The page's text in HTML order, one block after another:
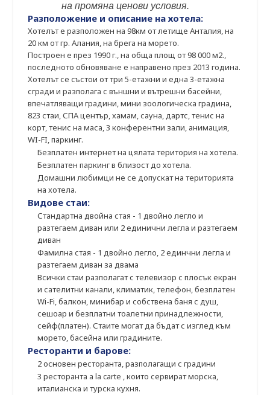
на промяна ценови условия.
Разположение и описание на хотела:
Хотелът е разположен на 98км от летище Анталия, на
20 км от гр. Алания, на брега на морето.
Построен е през 1990 г., на обща площ от 98 000 м2.,
последното обновяване е направено през 2013 година.
Хотелът се състои от три 5-етажни и една 3-етажна
сгради и разполага с външни и вътрешни басейни,
впечатляващи градини, мини зоологическа градина,
823 стаи, СПА център, хамам, сауна, дартс, тенис на
корт, тенис на маса, 3 конферентни зали, анимация,
WI-FI, паркинг.
Безплатен интернет на цялата територия на хотела.
Безплатен паркинг в близост до хотела.
Домашни любимци не се допускат на територията
на хотела.
Видове стаи:
Стандартна двойна стая - 1 двойно легло и
разтегаем диван или 2 единични легла и разтегаем
диван
Фамилна стая - 1 двойно легло, 2 единчни легла и
разтегаем диван за двама
Всички стаи разполагат с телевизор с плосък екран
и сателитни канали, климатик, телефон, безплатен
Wi-Fi, балкон, минибар и собствена баня с душ,
сешоар и безплатни тоалетни принадлежности,
сейф(платен). Стаите могат да бъдат с изглед към
морето, басейна или градините.
Ресторанти и барове:
2 основен ресторанта, разполагащи с градини
3 ресторанта а la carte , които сервират морска,
италианска и турска кухня.